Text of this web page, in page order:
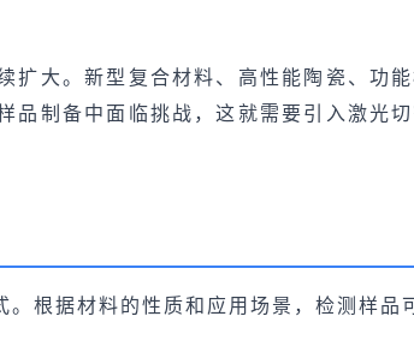
扩大。新型复合材料、高性能陶瓷、功
品制备中面临挑战，这就需要引入激光
根据材料的性质和应用场景，检测样品